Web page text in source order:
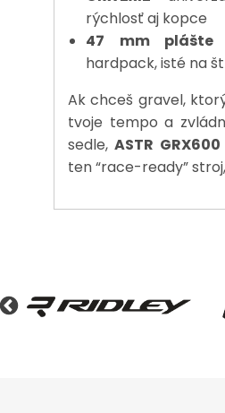
rýchlosť aj kopce
47 mm plášte
hardpack, isté na
Ak chceš gravel,
tvoje tempo a
sedle,ASTR GRX600
ten “race-ready”